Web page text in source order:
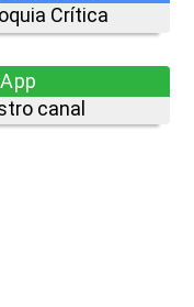
Crítica
canal